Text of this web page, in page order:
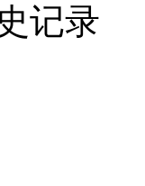
记录